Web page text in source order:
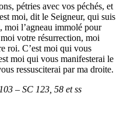
pétries avec vos péchés, et
moi, dit le Seigneur, qui suis
moi l’agneau immolé pour
votre résurrection, moi
roi. C’est moi qui vous
moi qui vous manifesterai le
ressusciterai par ma droite.
– SC 123, 58 et ss